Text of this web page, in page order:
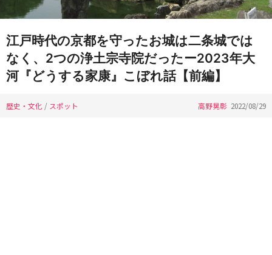
江戸時代の京都を守ったお城は二条城では
なく、2つの浄土宗寺院だったー2023年大
河『どうする家康』こぼれ話【前編】
歴史・文化 / スポット 高野晃彰 2022/08/29